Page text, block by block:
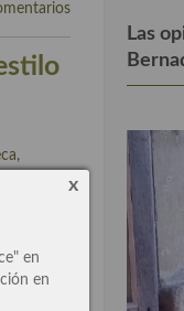
,
tierra
utilizar
Las
x
en
en